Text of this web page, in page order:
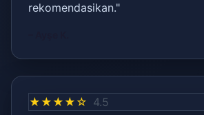
rekomendasikan."
★★★★☆ 4.5